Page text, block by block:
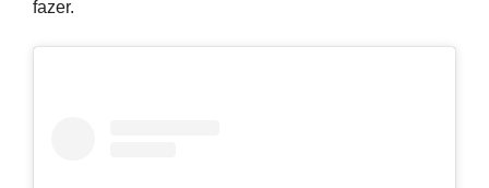
fazer.